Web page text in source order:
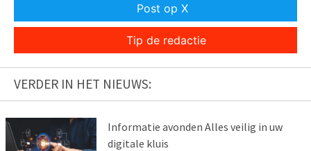
Post op X
Tip de redactie
VERDER IN HET NIEUWS:
Informatie avonden Alles veilig in uw
digitale kluis